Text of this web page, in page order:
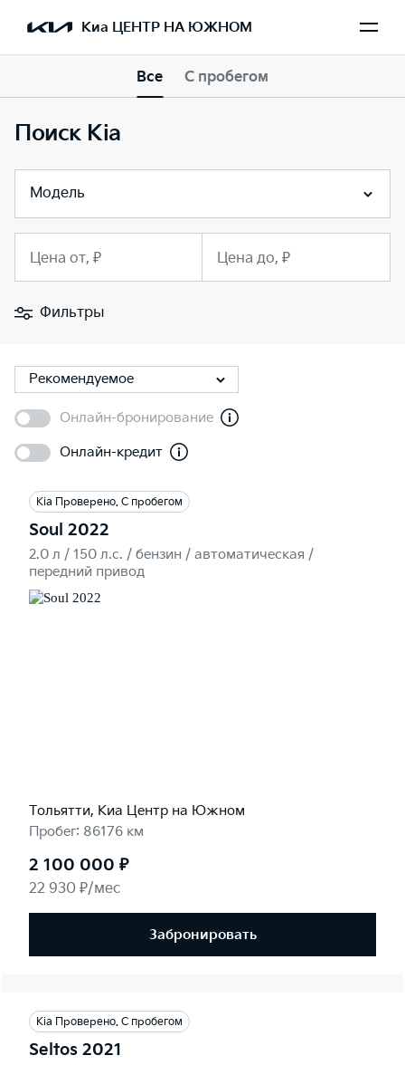
Киа ЦЕНТР НА ЮЖНОМ
Все С пробегом
Поиск Kia
Модель
Цена от, ₽ Цена до, ₽
Фильтры
Рекомендуемое
Онлайн-бронирование
Онлайн-кредит
Kia Проверено. С пробегом
Soul 2022
2.0 л / 150 л.c. / бензин / автоматическая /
передний привод
Тольятти, Киа Центр на Южном
Пробег: 86176 км
2 100 000 ₽
22 930 ₽/мес
Забронировать
Kia Проверено. С пробегом
Seltos 2021